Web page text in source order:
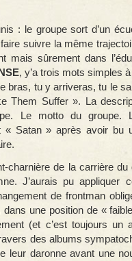
: le groupe sort d’un
suivre la même
mais sûrement dans
, y’a trois mots simples
bras, tu y arriveras, tu le
Them Suffer ». La
Le motto du groupe.
« Satan » après avoir bu
charnière de la carrière
J’aurais pu appliquer
de frontman
dans une position de «
(et c’est toujours un
des albums
leur daronne avant une